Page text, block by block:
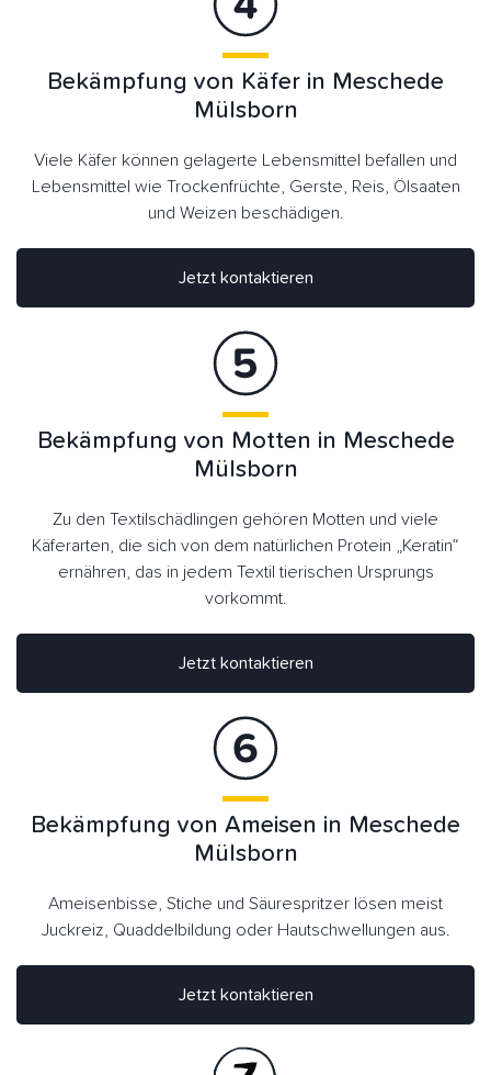
Jetzt kontaktieren
Bekämpfung von Käfer in Meschede
Mülsborn
Viele Käfer können gelagerte Lebensmittel befallen und
Lebensmittel wie Trockenfrüchte, Gerste, Reis, Ölsaaten
und Weizen beschädigen.
Bekämpfung von Motten in Meschede
Mülsborn
Zu den Textilschädlingen gehören Motten und viele
Käferarten, die sich von dem natürlichen Protein „Keratin“
ernähren, das in jedem Textil tierischen Ursprungs
vorkommt.
Jetzt kontaktieren
Jetzt kontaktieren
Bekämpfung von Ameisen in Meschede
Mülsborn
Ameisenbisse, Stiche und Säurespritzer lösen meist
Juckreiz, Quaddelbildung oder Hautschwellungen aus.